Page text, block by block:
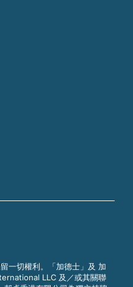
一切權利。「加德士」及 加
LLC 及／或其關聯